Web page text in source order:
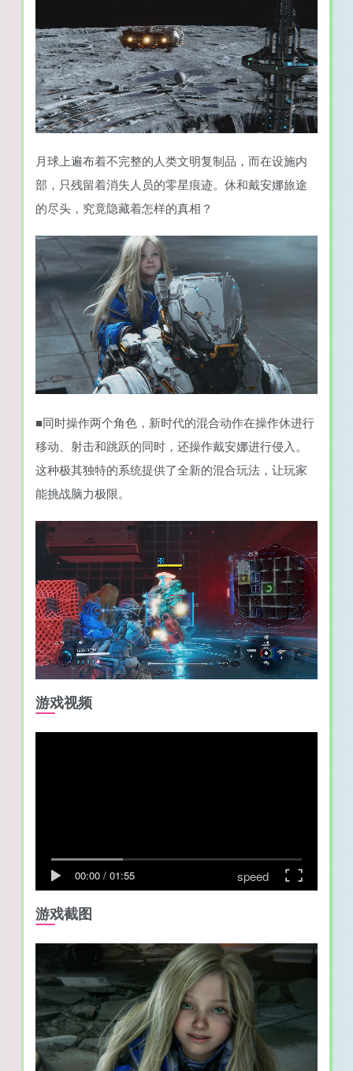
月球上遍布着不完整的人类文明复制品，而在设施内
部，只残留着消失人员的零星痕迹。休和戴安娜旅途
的尽头，究竟隐藏着怎样的真相？
■同时操作两个角色，新时代的混合动作在操作休进行
移动、射击和跳跃的同时，还操作戴安娜进行侵入。
这种极其独特的系统提供了全新的混合玩法，让玩家
能挑战脑力极限。
游戏视频
00:00 / 01:55 speed
游戏截图